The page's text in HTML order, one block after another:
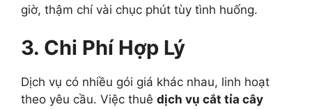
giờ, thậm chí vài chục phút tùy tình huống.
3. Chi Phí Hợp Lý
Dịch vụ có nhiều gói giá khác nhau, linh hoạt
theo yêu cầu. Việc thuê dịch vụ cắt tỉa cây